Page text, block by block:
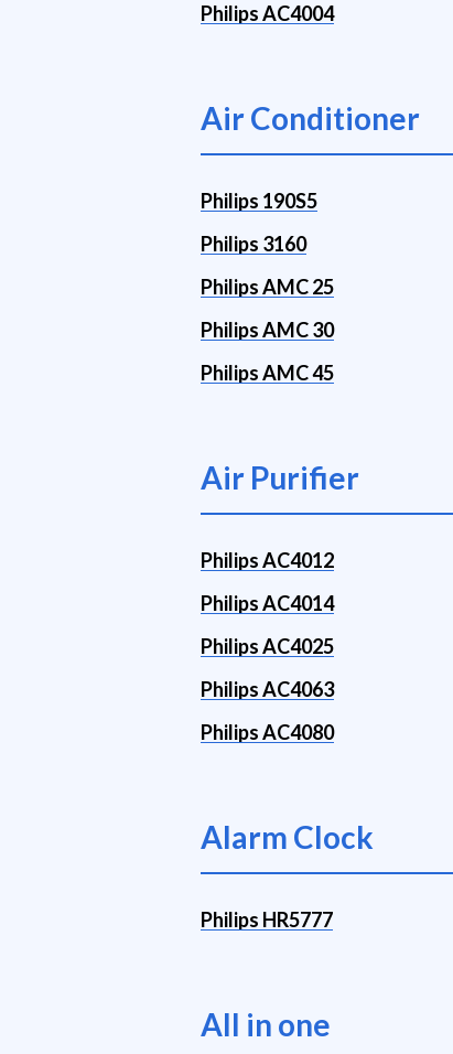
Philips AC4004
Air Conditioner
Philips 190S5
Philips 3160
Philips AMC 25
Philips AMC 30
Philips AMC 45
Air Purifier
Philips AC4012
Philips AC4014
Philips AC4025
Philips AC4063
Philips AC4080
Alarm Clock
Philips HR5777
All in one